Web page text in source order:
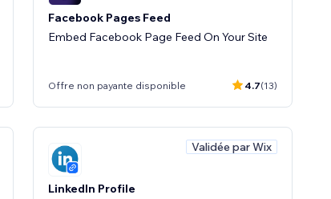
Facebook Pages Feed
Embed Facebook Page Feed On Your Site
Offre non payante disponible 4.7(13)
Validée par Wix
LinkedIn Profile